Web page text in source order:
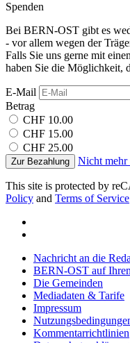
Spenden
Bei BERN-OST gibt es
- vor allem wegen der
Falls Sie uns gerne mit
haben Sie die Möglichkeit,
E-Mail
Betrag
CHF 10.00
CHF 15.00
CHF 25.00
Zur Bezahlung Nicht mehr
This site is protected by
Policy and Terms of Service
Nachricht an die
BERN-OST auf
Die Gemeinden
Mediadaten & Tarife
Impressum
Kommentarrichtlinien